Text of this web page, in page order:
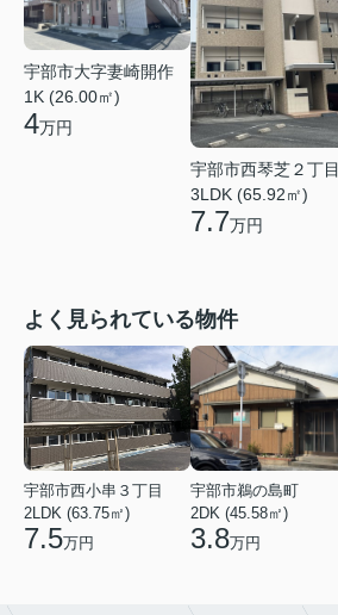
宇部市大字妻崎開作
1K (26.00㎡)
4万円
宇部市西琴芝２丁目
3LDK (65.92㎡)
7.7万円
よく見られている物件
宇部市西小串３丁目
2LDK (63.75㎡)
7.5万円
宇部市鵜の島町
2DK (45.58㎡)
3.8万円